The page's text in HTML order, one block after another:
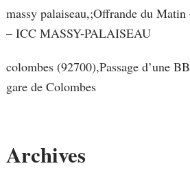
massy palaiseau,;Offrande du
– ICC MASSY-PALAISEAU
colombes (92700),Passage d’une
gare de Colombes
Archives